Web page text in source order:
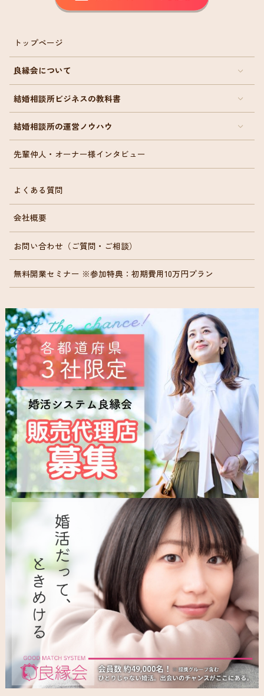
トップページ
良縁会について
結婚相談所ビジネスの教科書
結婚相談所の運営ノウハウ
先輩仲人・オーナー様インタビュー
よくある質問
会社概要
お問い合わせ（ご質問・ご相談）
無料開業セミナー ※参加特典：初期費用10万円プラン